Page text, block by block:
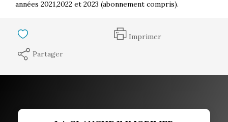
années 2021,2022 et 2023 (abonnement compris).
Imprimer
Partager